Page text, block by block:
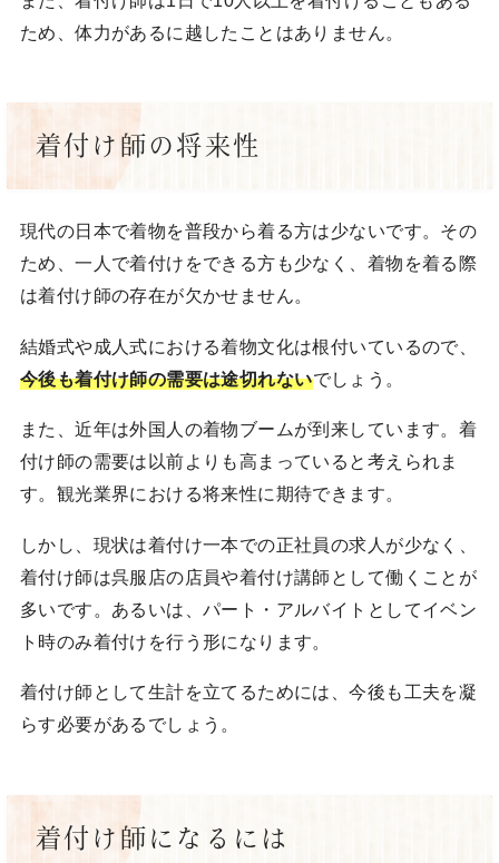
ため、体力があるに越したことはありません。
着付け師の将来性
現代の日本で着物を普段から着る方は少ないです。その
ため、一人で着付けをできる方も少なく、着物を着る際
は着付け師の存在が欠かせません。
結婚式や成人式における着物文化は根付いているので、
今後も着付け師の需要は途切れないでしょう。
また、近年は外国人の着物ブームが到来しています。着
付け師の需要は以前よりも高まっていると考えられま
す。観光業界における将来性に期待できます。
しかし、現状は着付け一本での正社員の求人が少なく、
着付け師は呉服店の店員や着付け講師として働くことが
多いです。あるいは、パート・アルバイトとしてイベン
ト時のみ着付けを行う形になります。
着付け師として生計を立てるためには、今後も工夫を凝
らす必要があるでしょう。
着付け師になるには